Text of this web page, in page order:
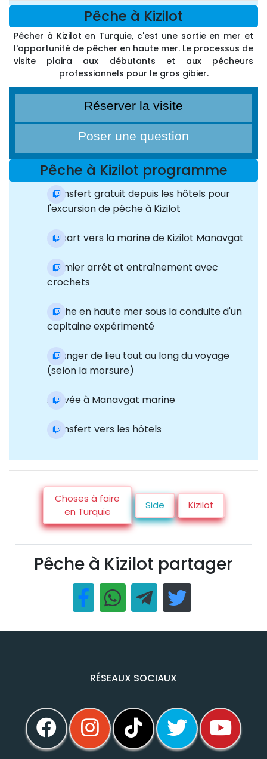
Pêche à Kizilot
Pêcher à Kizilot en Turquie, c'est une sortie en mer et
l'opportunité de pêcher en haute mer. Le processus de
visite plaira aux débutants et aux pêcheurs
professionnels pour le gros gibier.
Réserver la visite
Poser une question
Pêche à Kizilot programme
Transfert gratuit depuis les hôtels pour
l'excursion de pêche à Kizilot
Départ vers la marine de Kizilot Manavgat
Premier arrêt et entraînement avec
crochets
Pêche en haute mer sous la conduite d'un
capitaine expérimenté
Changer de lieu tout au long du voyage
(selon la morsure)
Arrivée à Manavgat marine
Transfert vers les hôtels
Choses à faire
en Turquie
Side Kizilot
Pêche à Kizilot partager
RÉSEAUX SOCIAUX